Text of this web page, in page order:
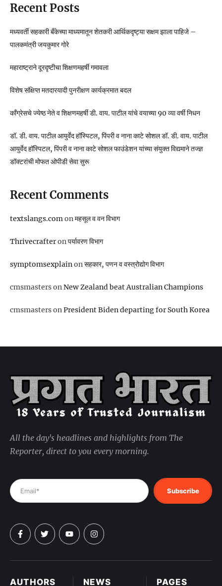
Recent Posts
मध्यवर्ती सहकारी बँकेच्या माध्यमातून शेतकरी आर्थिकदृष्ट्या सक्षम झाला पाहिजे –
पालकमंत्री जयकुमार गोरे
महाराष्ट्राने दूरदृष्टीचा शिक्षणमहर्षी गमावला
विशेष संक्षिप्त मतदारयादी पुनरीक्षण कार्यक्रमात बदल
काँग्रेसचे ज्येष्ठ नेते व शिक्षणमहर्षी डी. वाय. पाटील यांचे वयाच्या 90 व्या वर्षी निधन
डॉ. डी. वाय. पाटील आयुर्वेद हॉस्पिटल, पिंपरी व नाना काटे सोशल डॉ. डी. वाय. पाटील
आयुर्वेद हॉस्पिटल, पिंपरी व नाना काटे सोशल फाउंडेशन यांच्या संयुक्त विद्यमाने तज्ज्ञ
डॉक्टरांची मोफत ओपीडी सेवा सुरू
Recent Comments
textslangs.comonमहसूल व वन विभाग
Thrivecrafteronपर्यावरण विभाग
symptomsexplainonसहकार, पणन व वस्‍त्रोद्योग विभाग
cmsmastersonNew Zealand beat Australian Champions
cmsmastersonPresident Biden departing for South Korea
PAGES
NEWS
AUTHORS
All the day's headlines and highlights from The
Reporter, direct to you every morning.
Subscribe